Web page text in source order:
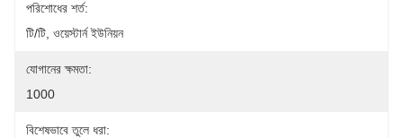
পরিশোধের শর্ত:
টি/টি, ওয়েস্টার্ন ইউনিয়ন
যোগানের ক্ষমতা:
1000
বিশেষভাবে তুলে ধরা: